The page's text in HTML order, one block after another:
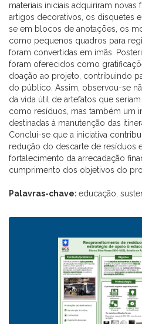
materiais iniciais adquiriram
artigos decorativos, os disquetes
se em blocos de anotações, os
como pequenos quadros para
foram convertidas em ímãs.
foram oferecidos como
doação ao projeto, contribuindo
do público. Assim, observou-se
da vida útil de artefatos que
como resíduos, mas também um
destinadas à manutenção das
Conclui-se que a iniciativa
redução do descarte de resíduos
fortalecimento da arrecadação
cumprimento dos objetivos do
Palavras-chave: educação,